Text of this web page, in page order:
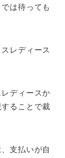
は待っても
レディース
ディースか
ることで裁
支払いが自